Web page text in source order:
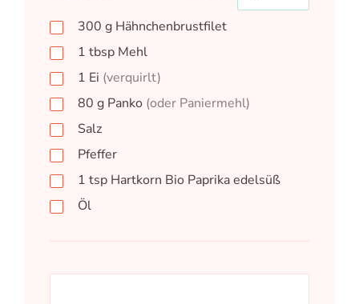
300 g Hähnchenbrustfilet
1 tbsp Mehl
1 Ei (verquirlt)
80 g Panko (oder Paniermehl)
Salz
Pfeffer
1 tsp Hartkorn Bio Paprika edelsüß
Öl